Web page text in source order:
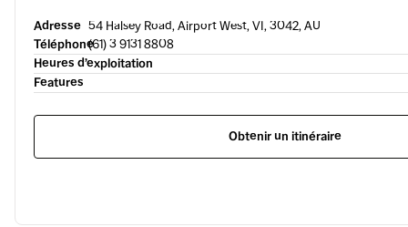
Adresse 54 Halsey Road, Airport West, VI, 3042, AU
Téléphone(61) 3 9131 8808
Heures d’exploitation
Features
Obtenir un itinéraire